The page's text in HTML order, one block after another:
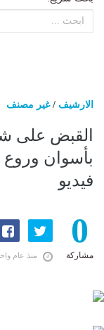
الارشيف /غير مصنف
القبض
بأسوان وروع
فيديو
0
مشاركة منذ عام